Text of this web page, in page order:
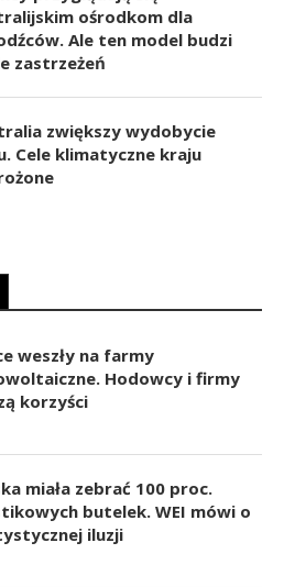
ośrodkom dla
Ale ten model budzi
zastrzeżeń
zwiększy wydobycie
Cele klimatyczne kraju
weszły na farmy
Hodowcy i firmy
korzyści
miała zebrać 100 proc.
butelek. WEI mówi o
iluzji